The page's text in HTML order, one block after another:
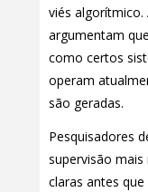
viés algorítmico.
argumentam
como certos
operam
são geradas.
Pesquisadores
supervisão
claras antes